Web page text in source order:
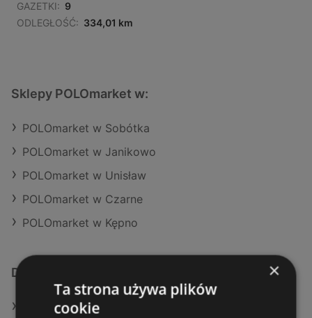
GAZETKI: 9
ODLEGŁOŚĆ: 334,01 km
Sklepy POLOmarket w:
POLOmarket w Sobótka
POLOmarket w Janikowo
POLOmarket w Unisław
POLOmarket w Czarne
POLOmarket w Kępno
Dodatkowe łącza
Oferty POLOmarket
×
Ta strona używa plików
cookie